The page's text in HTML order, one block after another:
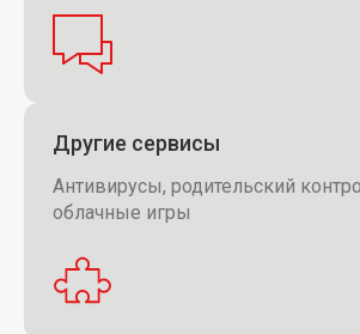
Другие сервисы
Антивирусы, родительский
облачные игры